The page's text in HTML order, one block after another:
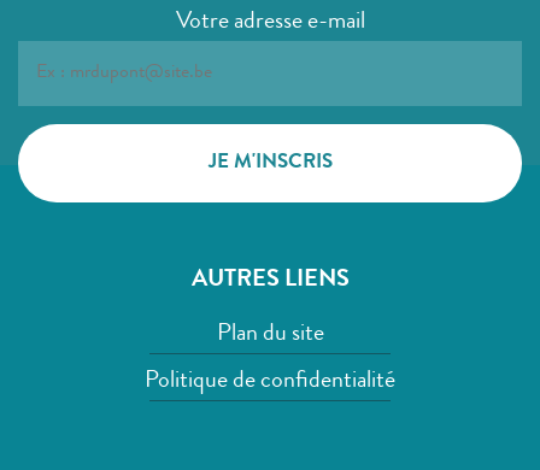
Votre adresse e-mail
AUTRES LIENS
Plan du site
Politique de confidentialité